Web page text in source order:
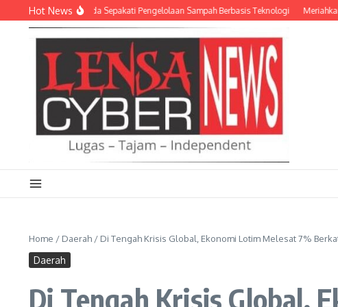
Lewati ke konten
Hot News
Empat Pemda Sepakati Pengelolaan Sampah Berbasis Teknologi Meriahkan HUT RI
Home / Daerah / Di Tengah Krisis Global, Ekonomi Lotim Melesat 7%
Daerah
Di Tengah Krisis Global,